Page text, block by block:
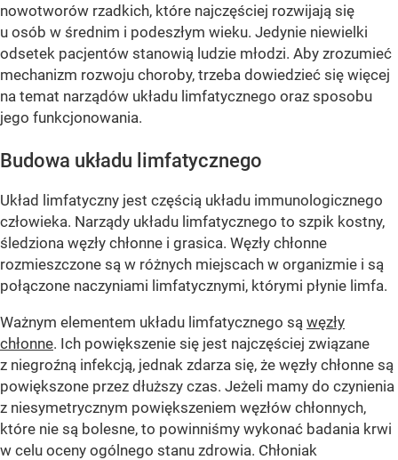
nowotworów rzadkich, które najczęściej rozwijają się
u osób w średnim i podeszłym wieku. Jedynie niewielki
odsetek pacjentów stanowią ludzie młodzi. Aby zrozumieć
mechanizm rozwoju choroby, trzeba dowiedzieć się więcej
na temat narządów układu limfatycznego oraz sposobu
jego funkcjonowania.
Budowa układu limfatycznego
Układ limfatyczny jest częścią układu immunologicznego
człowieka. Narządy układu limfatycznego to szpik kostny,
śledziona węzły chłonne i grasica. Węzły chłonne
rozmieszczone są w różnych miejscach w organizmie i są
połączone naczyniami limfatycznymi, którymi płynie limfa.
Ważnym elementem układu limfatycznego są węzły
chłonne. Ich powiększenie się jest najczęściej związane
z niegroźną infekcją, jednak zdarza się, że węzły chłonne są
powiększone przez dłuższy czas. Jeżeli mamy do czynienia
z niesymetrycznym powiększeniem węzłów chłonnych,
które nie są bolesne, to powinniśmy wykonać badania krwi
w celu oceny ogólnego stanu zdrowia. Chłoniak